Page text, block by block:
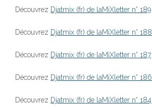
Découvrez Djatmix (fr) de laMiXletter n° 189
Découvrez Djatmix (fr) de laMiXletter n° 188
Découvrez Djatmix (fr) de laMiXletter n° 187
Découvrez Djatmix (fr) de laMiXletter n° 186
Découvrez Djatmix (fr) de laMiXletter n° 184